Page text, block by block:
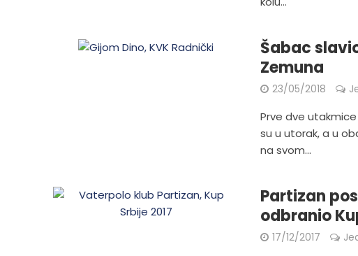
Šabac
Zemuna
23/05/2018
Prve dve
su u utorak, a u
na svom...
Partizan
odbranio
17/12/2017